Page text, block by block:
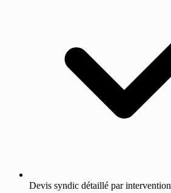
Devis syndic détaillé par intervention